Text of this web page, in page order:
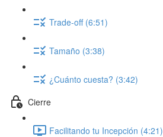
Trade-off (6:51)
Tamaño (3:38)
¿Cuánto cuesta? (3:42)
Cierre
Facilitando tu Incepción (4:21)